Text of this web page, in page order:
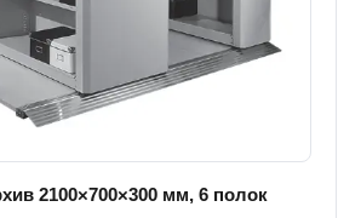
2100×700×300 мм, 6 полок